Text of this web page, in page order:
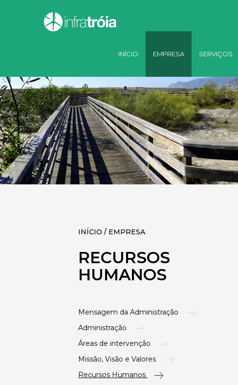
INÍCIO EMPRESA SERVIÇOS
INÍCIO / EMPRESA
RECURSOS
HUMANOS
Mensagem da Administração
Administração
Áreas de intervenção
Missão, Visão e Valores
Recursos Humanos